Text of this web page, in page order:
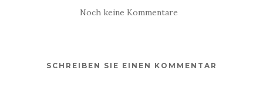
Noch keine Kommentare
SCHREIBEN SIE EINEN KOMMENTAR